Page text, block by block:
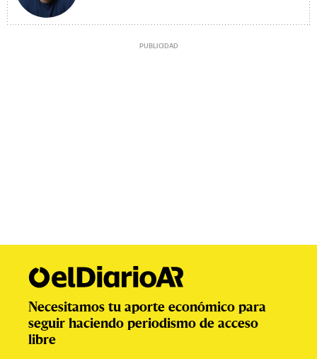
Necesitamos tu aporte económico para
seguir haciendo periodismo de acceso
libre